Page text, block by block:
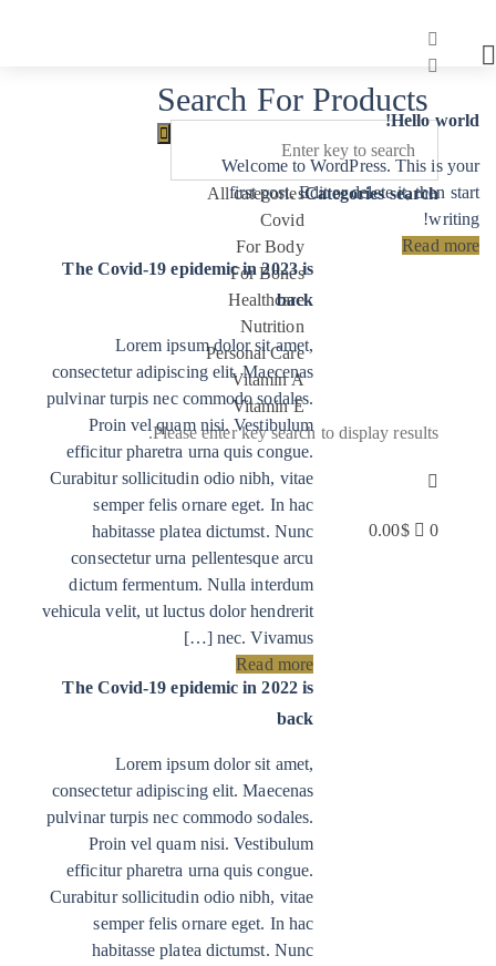
Search For Products
Categories search
All categories
Covid
For Body
For Bones
Healthcare
Nutrition
Personal Care
Vitamin A
Vitamin E
Please enter key search to display results.
0
0.00$
Hello world!
Welcome to WordPress. This is your
first post. Edit or delete it, then start
writing!
Read more
The Covid-19 epidemic in 2023 is
back
Lorem ipsum dolor sit amet,
consectetur adipiscing elit. Maecenas
pulvinar turpis nec commodo sodales.
Proin vel quam nisi. Vestibulum
efficitur pharetra urna quis congue.
Curabitur sollicitudin odio nibh, vitae
semper felis ornare eget. In hac
habitasse platea dictumst. Nunc
consectetur urna pellentesque arcu
dictum fermentum. Nulla interdum
vehicula velit, ut luctus dolor hendrerit
nec. Vivamus […]
Read more
The Covid-19 epidemic in 2022 is
back
Lorem ipsum dolor sit amet,
consectetur adipiscing elit. Maecenas
pulvinar turpis nec commodo sodales.
Proin vel quam nisi. Vestibulum
efficitur pharetra urna quis congue.
Curabitur sollicitudin odio nibh, vitae
semper felis ornare eget. In hac
habitasse platea dictumst. Nunc